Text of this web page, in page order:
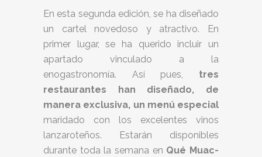
En esta segunda edición, se ha diseñado
un cartel novedoso y atractivo. En
primer lugar, se ha querido incluir un
apartado vinculado a la
enogastronomía. Así pues, tres
restaurantes han diseñado, de
manera exclusiva, un menú especial
maridado con los excelentes vinos
lanzaroteños. Estarán disponibles
durante toda la semana en Qué Muac-